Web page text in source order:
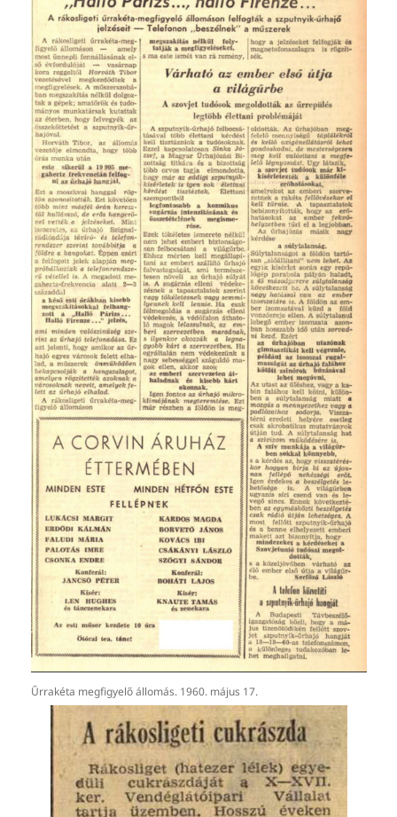
Űrrakéta megfigyelő állomás. 1960. május 17.